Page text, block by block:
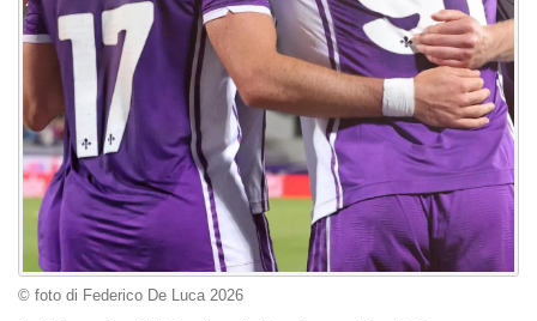
© foto di Federico De Luca 2026